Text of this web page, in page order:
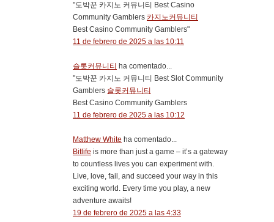
"도박꾼 카지노 커뮤니티 Best Casino
Community Gamblers 카지노커뮤니티
Best Casino Community Gamblers"
11 de febrero de 2025 a las 10:11
슬롯커뮤니티
ha comentado...
"도박꾼 카지노 커뮤니티 Best Slot Community
Gamblers 슬롯커뮤니티
Best Casino Community Gamblers
11 de febrero de 2025 a las 10:12
Matthew White ha comentado...
Bitlife is more than just a game – it’s a gateway
to countless lives you can experiment with.
Live, love, fail, and succeed your way in this
exciting world. Every time you play, a new
adventure awaits!
19 de febrero de 2025 a las 4:33